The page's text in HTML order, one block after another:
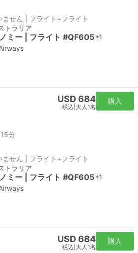
せん | フライト+フライト
トラリア
ミー | フライト #QF605+1
USD 684
税込 大人1名
購入
分
せん | フライト+フライト
トラリア
ミー | フライト #QF605+1
USD 684
税込 大人1名
購入